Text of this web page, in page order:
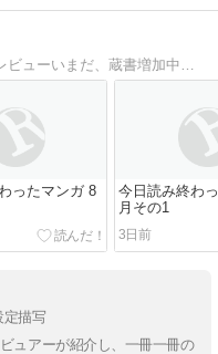
ビューいまだ、蔵書増加中…
ったマンガ 8
今日読み終わ
月その1
3日前
定描写
ュアーが紹介し、一冊一冊の